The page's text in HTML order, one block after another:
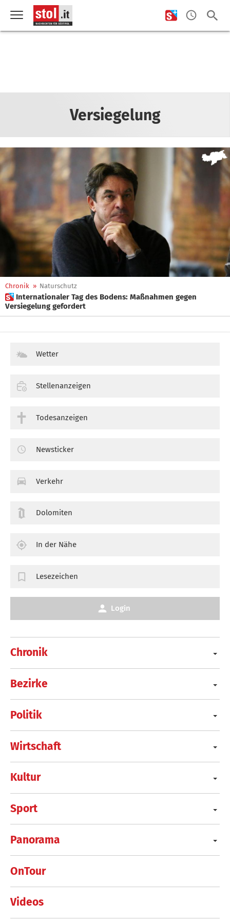
Versiegelung
Chronik » Naturschutz
 Internationaler Tag des Bodens: Maßnahmen gegen
Versiegelung gefordert
Chronik
Bezirke
Politik
Wirtschaft
Kultur
Sport
Panorama
OnTour
Videos
Wetter
Stellenanzeigen
Todesanzeigen
Newsticker
Verkehr
Dolomiten
In der Nähe
Lesezeichen
Login